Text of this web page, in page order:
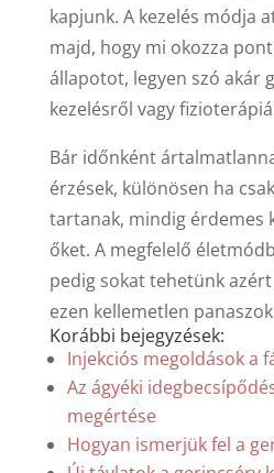
kapjunk. A kezelés módja
majd, hogy mi okozza
állapotot, legyen szó akár
kezelésről vagy
Bár időnként
érzések, különösen ha
tartanak, mindig érdemes
őket. A megfelelő
pedig sokat tehetünk
ezen kellemetlen
Korábbi bejegyzések:
Injekciós megoldások a
Az ágyéki
megértése
Hogyan ismerjük fel a